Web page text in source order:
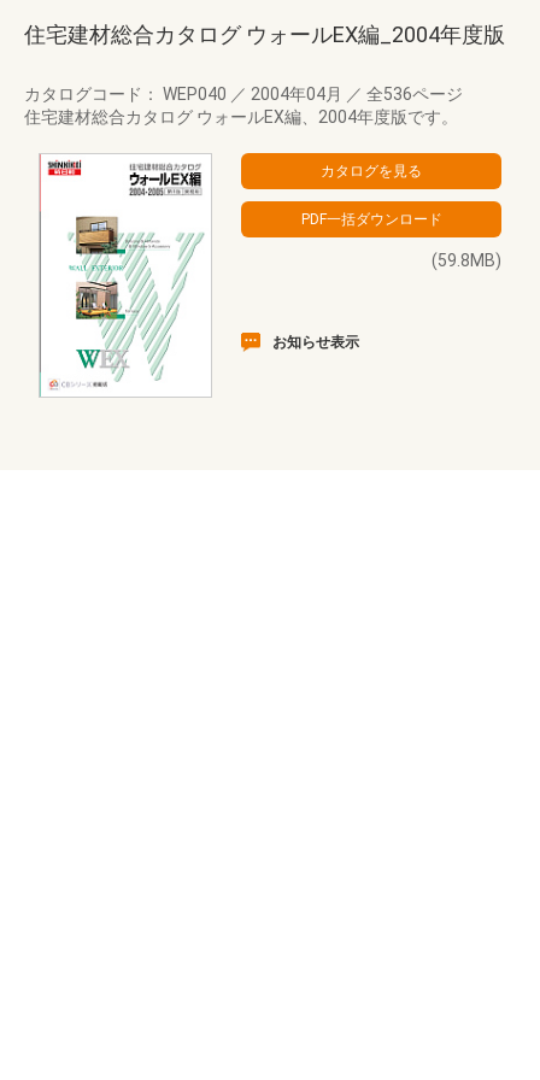
住宅建材総合カタログ ウォールEX編_2004年度版
カタログコード： WEP040 ／ 2004年04月 ／ 全536ページ
住宅建材総合カタログ ウォールEX編、2004年度版です。
(59.8MB)
お知らせ表示